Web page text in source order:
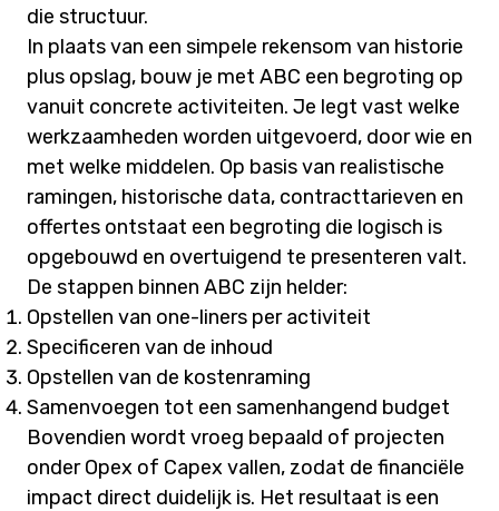
die structuur.
In plaats van een simpele rekensom van historie
plus opslag, bouw je met ABC een begroting op
vanuit concrete activiteiten. Je legt vast welke
werkzaamheden worden uitgevoerd, door wie en
met welke middelen. Op basis van realistische
ramingen, historische data, contracttarieven en
offertes ontstaat een begroting die logisch is
opgebouwd en overtuigend te presenteren valt.
De stappen binnen ABC zijn helder:
Opstellen van one-liners per activiteit
Specificeren van de inhoud
Opstellen van de kostenraming
Samenvoegen tot een samenhangend budget
Bovendien wordt vroeg bepaald of projecten
onder Opex of Capex vallen, zodat de financiële
impact direct duidelijk is. Het resultaat is een